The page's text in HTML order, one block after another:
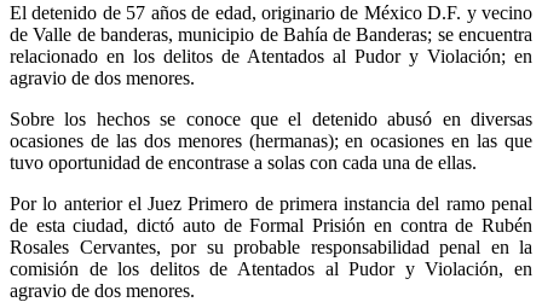
El detenido de 57 años de edad, originario de México D.F. y vecino
de Valle de banderas, municipio de Bahía de Banderas; se encuentra
relacionado en los delitos de Atentados al Pudor y Violación; en
agravio de dos menores.
Sobre los hechos se conoce que el detenido abusó en diversas
ocasiones de las dos menores (hermanas); en ocasiones en las que
tuvo oportunidad de encontrase a solas con cada una de ellas.
Por lo anterior el Juez Primero de primera instancia del ramo penal
de esta ciudad, dictó auto de Formal Prisión en contra de Rubén
Rosales Cervantes, por su probable responsabilidad penal en la
comisión de los delitos de Atentados al Pudor y Violación, en
agravio de dos menores.